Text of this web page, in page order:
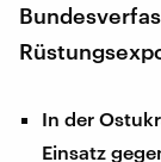
In der
Einsatz